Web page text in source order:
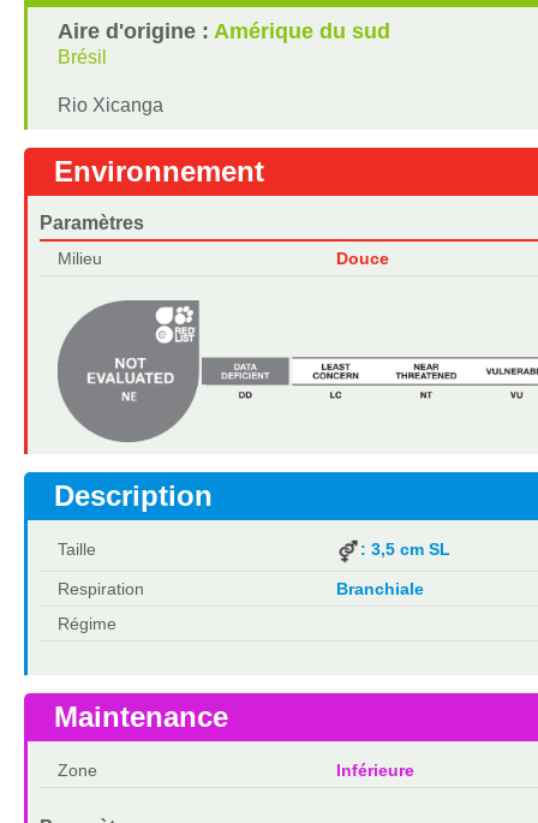
Aire d'origine : Amérique du sud
Brésil
Rio Xicanga
Environnement
Paramètres
Milieu Douce
Description
Taille : 3,5 cm SL
Respiration
Branchiale
Régime
Maintenance
Zone Inférieure